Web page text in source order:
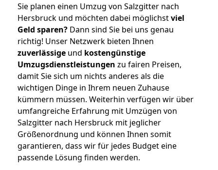
Sie planen einen Umzug von Salzgitter nach
Hersbruck und möchten dabei möglichstviel
Geld sparen? Dann sind Sie bei uns genau
richtig! Unser Netzwerk bieten Ihnen
zuverlässige und kostengünstige
Umzugsdienstleistungen zu fairen Preisen,
damit Sie sich um nichts anderes als die
wichtigen Dinge in Ihrem neuen Zuhause
kümmern müssen. Weiterhin verfügen wir über
umfangreiche Erfahrung mit Umzügen von
Salzgitter nach Hersbruck mit jeglicher
Größenordnung und können Ihnen somit
garantieren, dass wir für jedes Budget eine
passende Lösung finden werden.